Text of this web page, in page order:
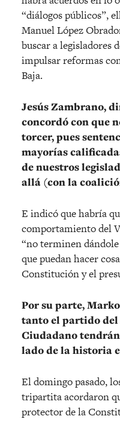
“diálogos públicos”,
Manuel López
buscar a legisladores
impulsar reformas
Baja.
Jesús Zambrano,
concordó con que
torcer, pues
mayorías
de nuestros
allá (con la
E indicó que habría
comportamiento del
“no terminen
que puedan hacer
Constitución y el
Por su parte,
tanto el partido
Ciudadano
lado de la historia
El domingo pasado,
tripartita acordaron
protector de la